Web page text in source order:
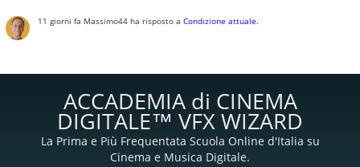
11 giorni fa Massimo44ha risposto a Condizione attuale.
ACCADEMIA di CINEMA
DIGITALE™ VFX WIZARD
La Prima e Più Frequentata Scuola Online d'Italia su
Cinema e Musica Digitale.